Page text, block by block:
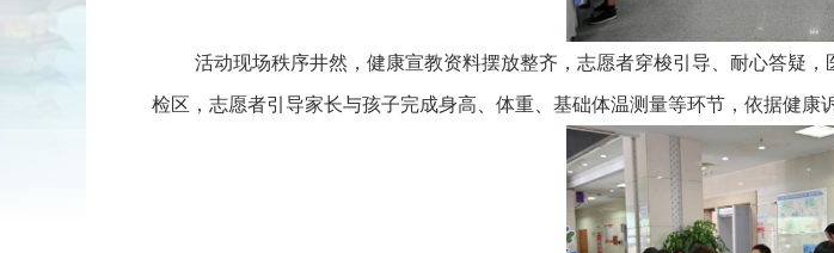
活动现场秩序井然，健康宣教资料摆放整齐，志愿者穿梭引导、耐心答疑，
检区，志愿者引导家长与孩子完成身高、体重、基础体温测量等环节，依据健康